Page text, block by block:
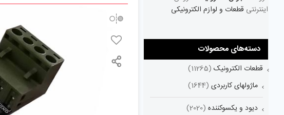
اینترنتی قطعات و لوازم الکترونیکی
دسته‌های محصولات
قطعات الکترونیک (11265)
ماژولهای کاربردی (1644)
دیود و یکسوکننده (2020)